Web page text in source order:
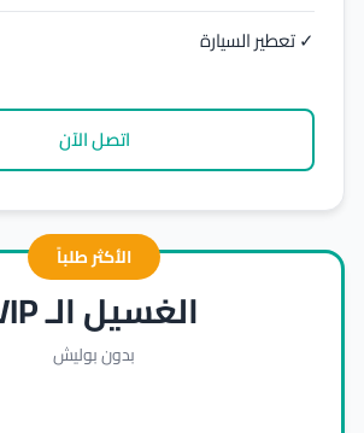
✓ تعطير السيارة
اتصل الآن
الأكثر طلباً
الغسيل الـ VIP
بدون بوليش